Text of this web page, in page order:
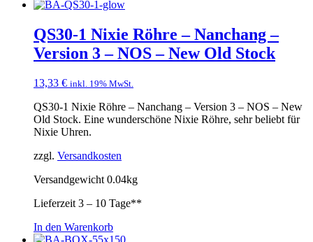
QS30-1 Nixie Röhre – Nanchang –
Version 3 – NOS – New Old Stock
13,33 € inkl. 19% MwSt.
QS30-1 Nixie Röhre – Nanchang – Version 3 – NOS – New
Old Stock. Eine wunderschöne Nixie Röhre, sehr beliebt für
Nixie Uhren.
zzgl. Versandkosten
Versandgewicht 0.04kg
Lieferzeit 3 – 10 Tage**
In den Warenkorb